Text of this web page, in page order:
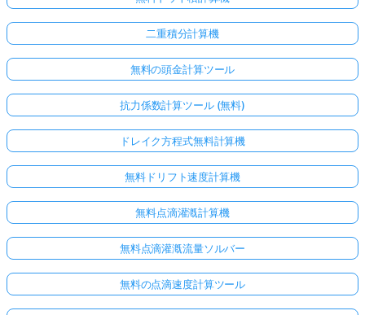
こち
らか
らロ
グイ
二重積分計算機
無料の頭金計算ツール
抗力係数計算ツール (無料)
ドレイク方程式無料計算機
無料ドリフト速度計算機
無料点滴灌漑計算機
無料点滴灌漑流量ソルバー
無料の点滴速度計算ツール